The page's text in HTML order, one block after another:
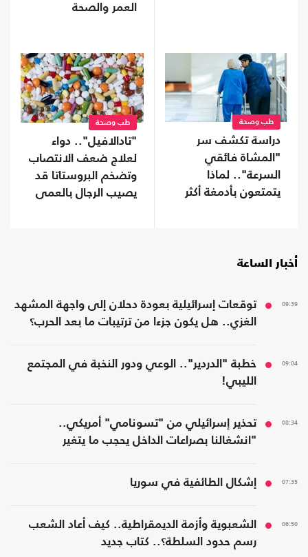
العمر والصحة
طب وصحة
دراسة تكشف سر
"المشاة فائقي
السرعة".. لماذا
يتمتعون بأدمغة أكثر
طب وصحة
"تادالافيل".. دواء
لعلاج ضعف الانتصاب
وتضخم البروستاتا قد
يصيب الرجال بالعمى
أخبار الساعة
09:39
توقعات إسرائيلية بعودة دحلان إلى واجهة المشهد
الغزي.. هل يكون جزءا من ترتيبات ما بعد الحرب؟
09:04
خطبة "الدردير".. الوعي ودور النخبة في المجتمع
الليبي!
08:34
تحذير إسرائيلي من "تسونامي" أمريكي..
"انشغالنا بصراعات الداخل يحجب ما يتغير
07:35 إشكال الطائفية في سوريا
06:50
الشعبوية وأزمة الديمقراطية.. كيف أعاد الشعب
رسم حدود السلطة؟.. كتاب جديد